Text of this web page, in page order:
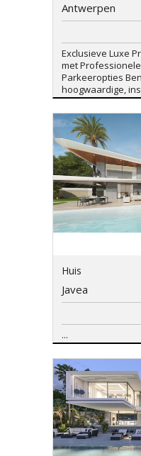
Antwerpen
Exclusieve Luxe
met
Parkeeropties
hoogwaardige,
Huis
Javea
...